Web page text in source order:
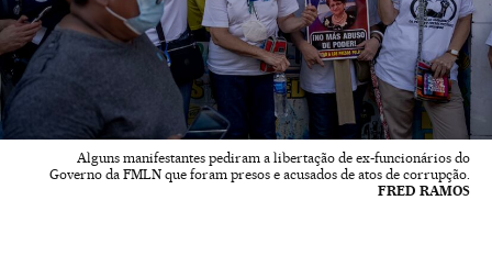
Alguns manifestantes pediram a libertação de ex-funcionários do
Governo da FMLN que foram presos e acusados de atos de corrupção.
FRED RAMOS